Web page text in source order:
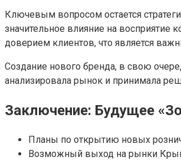
Ключевым вопросом остается
значительное влияние на
доверием клиентов, что является
Создание нового бренда, в свою
анализировала рынок и принимала
Заключение: Будущее
Планы по открытию новых
Возможный выход на рынки